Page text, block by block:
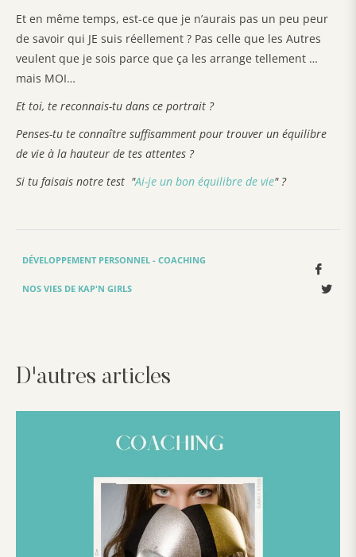
Et en même temps, est-ce que je n’aurais pas un peu peur
de savoir qui JE suis réellement ? Pas celle que les Autres
veulent que je sois parce que ça les arrange tellement …
mais MOI…
Et toi, te reconnais-tu dans ce portrait ?
Penses-tu te connaître suffisamment pour trouver un équilibre
de vie à la hauteur de tes attentes ?
Si tu faisais notre test "Ai-je un bon équilibre de vie" ?
DÉVELOPPEMENT PERSONNEL - COACHING
NOS VIES DE KAP'N GIRLS
sur
D'autres articles